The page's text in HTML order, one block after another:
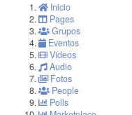
Inicio
Pages
Grupos
Eventos
Videos
Audio
Fotos
People
Polls